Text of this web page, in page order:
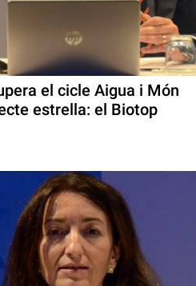
el cicle Aigua i Món
estrella: el Biotop